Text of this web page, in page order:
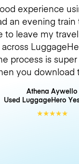
experience
an evening
to leave my
process is
you download
Athena Aywello
Used LuggageHero
★★★★★